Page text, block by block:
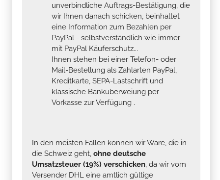
unverbindliche Auftrags-Bestätigung, die
wir Ihnen danach schicken, beinhaltet
eine Information zum Bezahlen per
PayPal - selbstverständlich wie immer
mit PayPal Käuferschutz...
Ihnen stehen bei einer Telefon- oder
Mail-Bestellung als Zahlarten PayPal,
Kreditkarte, SEPA-Lastschrift und
klassische Banküberweiung per
Vorkasse zur Verfügung .
In den meisten Fällen können wir Ware, die in
die Schweiz geht, ohne deutsche
Umsatzsteuer (19%) verschicken, da wir vom
Versender DHL eine amtlich gültige